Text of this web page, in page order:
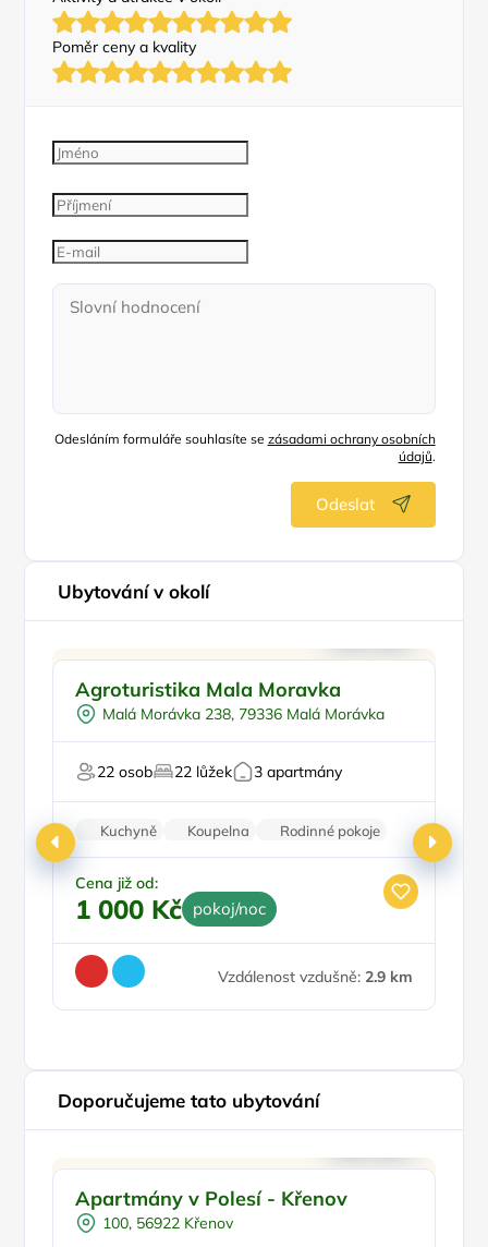
Poměr ceny a kvality
Odesláním formuláře souhlasíte se zásadami ochrany osobních
údajů.
Odeslat
Ubytování v okolí
Návštěva farmy
Pro cyklisty
Pro milovníky přírody
Pro hosty s omezením
Agroturistika Mala Moravka
Malá Morávka 238, 79336 Malá Morávka
22 osob 22 lůžek 3 apartmány
Kuchyně Koupelna
Rodinné pokoje
Zvířata povolena
Stolní hry
Cena již od:
1 000 Kč pokoj/noc
Vzdálenost vzdušně: 2.9 km
Doporučujeme tato ubytování
Venkovní bazén
Vířivka
Apartmány v Polesí - Křenov
100, 56922 Křenov